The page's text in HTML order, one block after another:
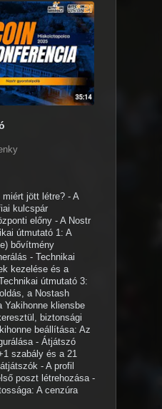
jött létre? - A
kulcspár
előny - A Nostr
útmutató 1: A
bővítmény
- Technikai
kezelése és a
útmutató 3:
a Nostash
Yakihonne kliensbe
biztonsági
beállítása: Az
- Átjátszó
szabály és a 21
- A profil
poszt létrehozása -
A cenzúra